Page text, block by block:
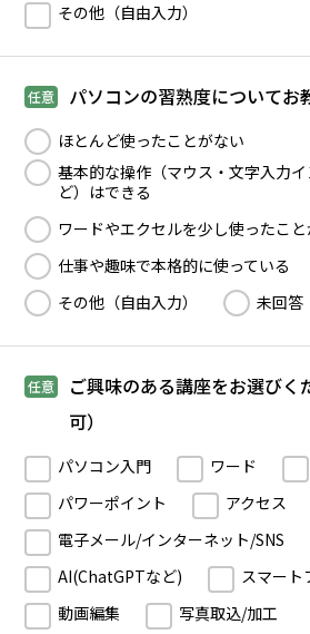
その他（自由入力）
任意 パソコンの習熟度についてお
ほとんど使ったことがない
基本的な操作（マウス・文字入力
ど）はできる
ワードやエクセルを少し使ったこと
仕事や趣味で本格的に使っている
その他（自由入力）
未回答
任意
ご興味のある講座をお選びく
可）
パソコン入門 ワード
パワーポイント
アクセス
電子メール/インターネット/SNS
AI(ChatGPTなど)
スマート
動画編集
写真取込/加工